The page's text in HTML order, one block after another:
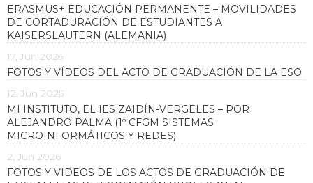
ERASMUS+ EDUCACIÓN PERMANENTE – MOVILIDADES
DE CORTADURACIÓN DE ESTUDIANTES A
KAISERSLAUTERN (ALEMANIA)
17, Jun 2026
FOTOS Y VÍDEOS DEL ACTO DE GRADUACIÓN DE LA ESO
12, Jun 2026
MI INSTITUTO, EL IES ZAIDÍN-VERGELES – POR
ALEJANDRO PALMA (1º CFGM SISTEMAS
MICROINFORMÁTICOS Y REDES)
2, Jun 2026
FOTOS Y VIDEOS DE LOS ACTOS DE GRADUACIÓN DE